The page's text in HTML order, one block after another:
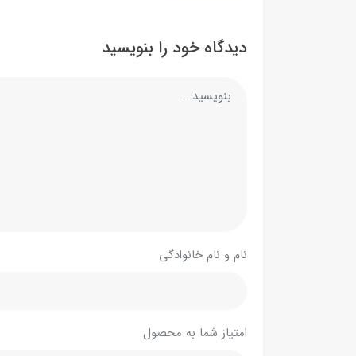
دیدگاه خود را بنویسید
نام و نام خانوادگی
امتیاز شما به محصول